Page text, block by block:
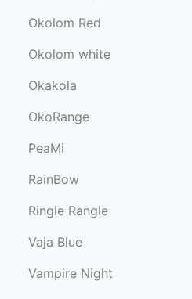
Okolom Red
Okolom white
Okakola
OkoRange
PeaMi
RainBow
Ringle Rangle
Vaja Blue
Vampire Night